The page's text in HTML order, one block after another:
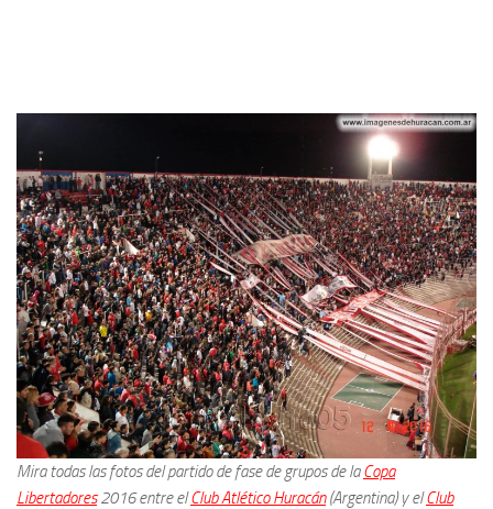
Mira todas las fotos del partido de fase de grupos de laCopa
Libertadores2016 entre elClub Atlético Huracán(Argentina) y elClub